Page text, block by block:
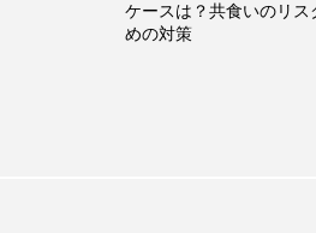
ケースは？共食いのリス
めの対策